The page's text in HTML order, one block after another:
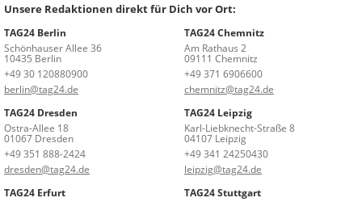
Unsere Redaktionen direkt für Dich vor Ort:
TAG24 Berlin
Schönhauser Allee 36
10435 Berlin
+49 30 120880900
berlin@tag24.de
TAG24 Chemnitz
Am Rathaus 2
09111 Chemnitz
+49 371 6906600
chemnitz@tag24.de
TAG24 Dresden
Ostra-Allee 18
01067 Dresden
+49 351 888-2424
dresden@tag24.de
TAG24 Leipzig
Karl-Liebknecht-Straße 8
04107 Leipzig
+49 341 24250430
leipzig@tag24.de
TAG24 Erfurt
TAG24 Stuttgart